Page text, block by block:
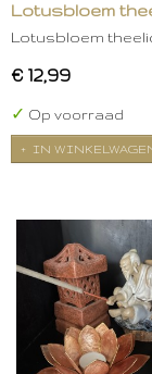
Lotusbloem
Lotusbloem
€ 12,99
✓ Op voorraad
IN